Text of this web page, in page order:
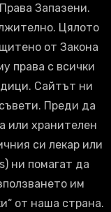
Запазени.
Цялото
от Закона
права с всички
Сайтът ни
Преди да
или хранителен
си лекар или
ни помагат да
им
от наша страна.